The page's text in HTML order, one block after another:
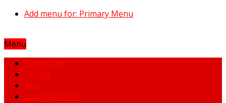
Add menu for: Primary Menu
Menu
Trang Chủ
Tin tức
Thơ
Gương mặt HV